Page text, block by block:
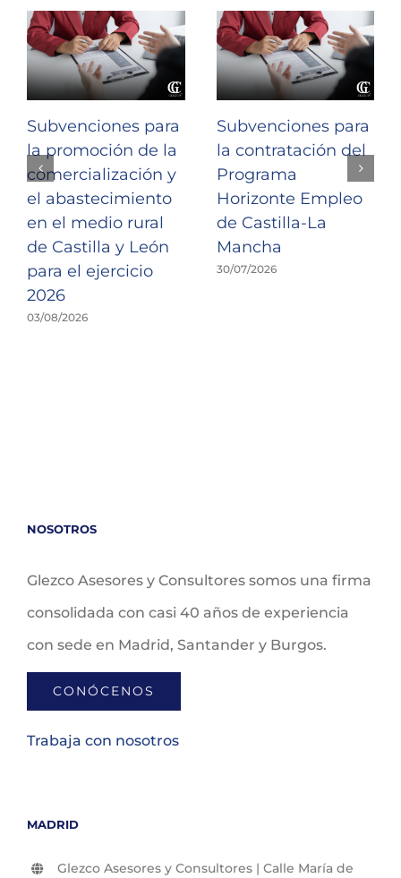
Subvenciones para
la promoción de la
comercialización y
el abastecimiento
en el medio rural
de Castilla y León
para el ejercicio
2026
03/08/2026
Subvenciones para
la contratación del
Programa
Horizonte Empleo
de Castilla-La
Mancha
30/07/2026
NOSOTROS
Glezco Asesores y Consultores somos una firma
consolidada con casi 40 años de experiencia
con sede en Madrid, Santander y Burgos.
CONÓCENOS
Trabaja con nosotros
MADRID
Glezco Asesores y Consultores | Calle María de